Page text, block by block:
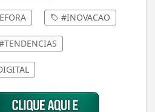
#INOVACAO